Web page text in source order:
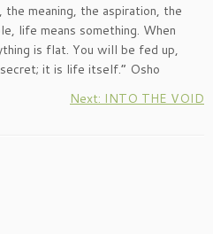
meaning, the aspiration, the
life means something. When
is flat. You will be fed up,
it is life itself.” Osho
Next: INTO THE VOID